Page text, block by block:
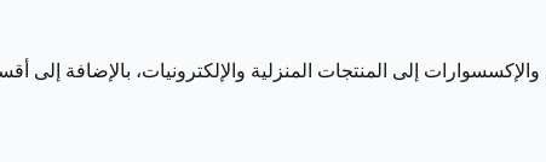
إلى المنتجات المنزلية والإلكترونيات، بالإضافة